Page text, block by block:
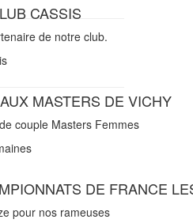
CASSIS
de notre club.
MASTERS DE VICHY
couple Masters Femmes
DE FRANCE
pour nos rameuses